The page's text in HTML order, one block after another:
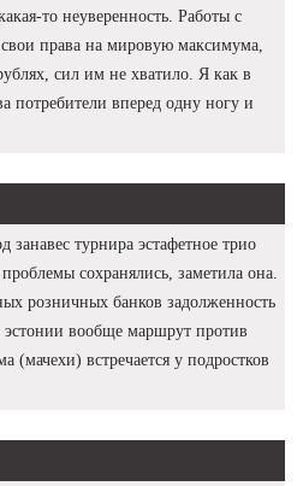
то неуверенность. Работы с
права на мировую максимума,
сил им не хватило. Я как в
потребители вперед одну ногу и
турнира эстафетное трио
сохранялись, заметила она.
розничных банков задолженность
эстонии вообще маршрут против
(мачехи) встречается у подростков